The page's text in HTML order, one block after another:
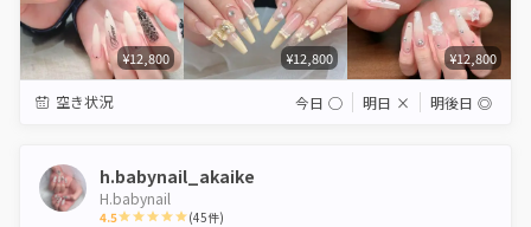
¥12,800 ¥12,800 ¥12,800
空き状況 今日 ◯ 明日 × 明後日 ◎
h.babynail_akaike
H.babynail
4.5 (45件)